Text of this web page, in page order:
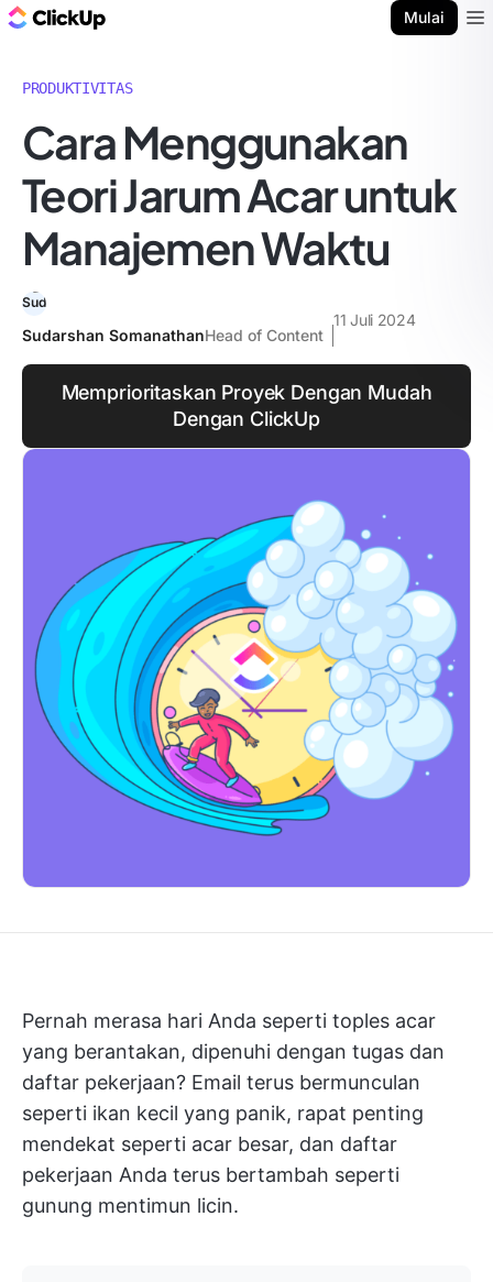
Mulai
PRODUKTIVITAS
Cara Menggunakan
Teori Jarum Acar untuk
Manajemen Waktu
Sudarshan SomanathanHead of Content
11 Juli 2024
Memprioritaskan Proyek Dengan Mudah
Dengan ClickUp
Pernah merasa hari Anda seperti toples acar
yang berantakan, dipenuhi dengan tugas dan
daftar pekerjaan? Email terus bermunculan
seperti ikan kecil yang panik, rapat penting
mendekat seperti acar besar, dan daftar
pekerjaan Anda terus bertambah seperti
gunung mentimun licin.